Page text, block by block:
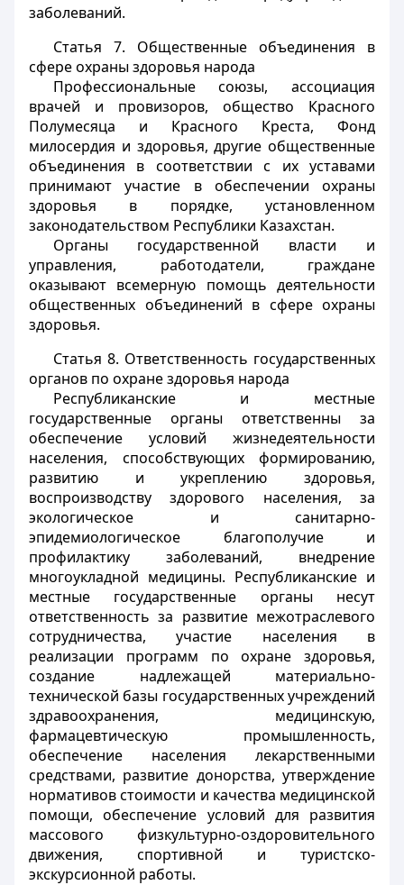
заболеваний.
Статья 7. Общественные объединения в
сфере охраны здоровья народа
Профессиональные союзы, ассоциация
врачей и провизоров, общество Красного
Полумесяца и Красного Креста, Фонд
милосердия и здоровья, другие общественные
объединения в соответствии с их уставами
принимают участие в обеспечении охраны
здоровья в порядке, установленном
законодательством Республики Казахстан.
Органы государственной власти и
управления, работодатели, граждане
оказывают всемерную помощь деятельности
общественных объединений в сфере охраны
здоровья.
Статья 8. Ответственность государственных
органов по охране здоровья народа
Республиканские и местные
государственные органы ответственны за
обеспечение условий жизнедеятельности
населения, способствующих формированию,
развитию и укреплению здоровья,
воспроизводству здорового населения, за
экологическое и санитарно-
эпидемиологическое благополучие и
профилактику заболеваний, внедрение
многоукладной медицины. Республиканские и
местные государственные органы несут
ответственность за развитие межотраслевого
сотрудничества, участие населения в
реализации программ по охране здоровья,
создание надлежащей материально-
технической базы государственных учреждений
здравоохранения, медицинскую,
фармацевтическую промышленность,
обеспечение населения лекарственными
средствами, развитие донорства, утверждение
нормативов стоимости и качества медицинской
помощи, обеспечение условий для развития
массового физкультурно-оздоровительного
движения, спортивной и туристско-
экскурсионной работы.